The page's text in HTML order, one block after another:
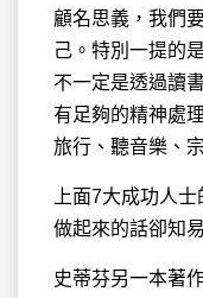
顧名思義，我們
己。特別一提的
不一定是透過讀
有足夠的精神處
旅行、聽音樂、
上面7大成功人
做起來的話卻知
史蒂芬另一本著